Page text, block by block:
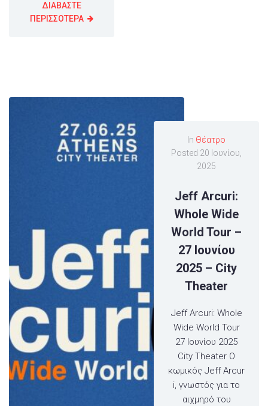
ΔΙΑΒΑΣΤΕ
ΠΕΡΙΣΣΟΤΕΡΑ
In Θέατρο
Posted 20 Ιουνίου,
2025
Jeff Arcuri:
Whole Wide
World Tour –
27 Ιουνίου
2025 – City
Theater
Jeff Arcuri: Whole
Wide World Tour
27 Ιουνίου 2025
City Theater Ο
κωμικός Jeff Arcur
i, γνωστός για το
αιχμηρό του